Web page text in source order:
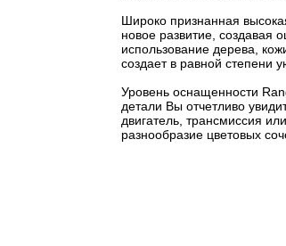
Широко признанная
новое развитие, создавая
использование дерева,
создает в равной степени
Уровень оснащенности
детали Вы отчетливо
двигатель, трансмиссия
разнообразие цветовых